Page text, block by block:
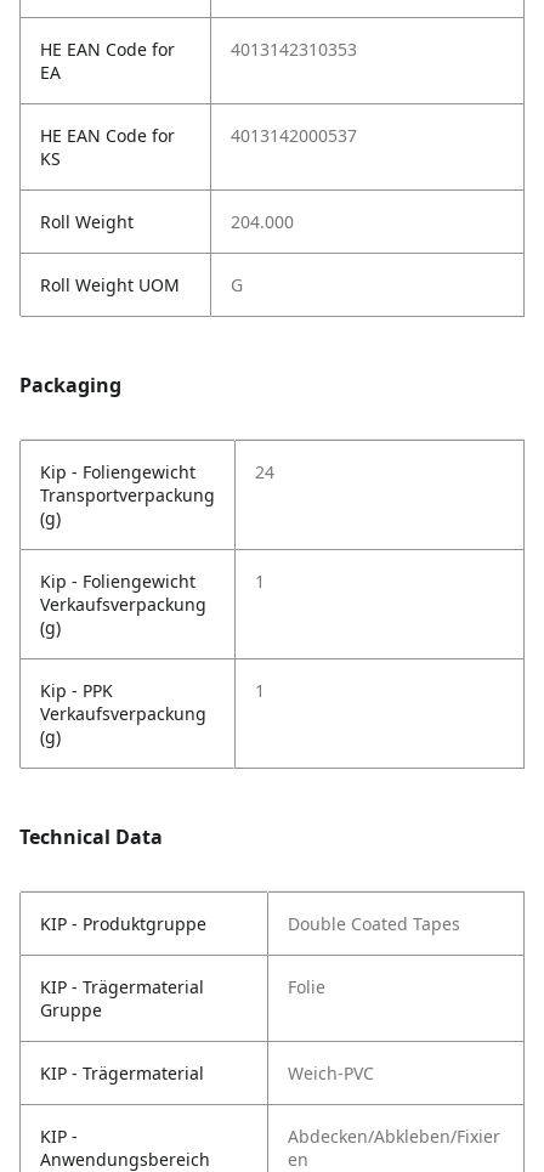
HE EAN Code for
EA
4013142310353
HE EAN Code for
KS
4013142000537
Roll Weight 204.000
Roll Weight UOM G
Packaging
Kip - Foliengewicht
Transportverpackung
(g)
24
Kip - Foliengewicht
Verkaufsverpackung
(g)
1
Kip - PPK
Verkaufsverpackung
(g)
1
Technical Data
KIP - Produktgruppe Double Coated Tapes
KIP - Trägermaterial
Gruppe
Folie
KIP - Trägermaterial Weich-PVC
KIP -
Anwendungsbereich
Abdecken/Abkleben/Fixier
en